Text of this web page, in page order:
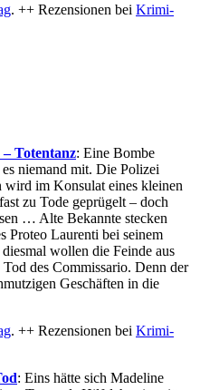
. ++ Rezensionen bei Krimi-
Totentanz: Eine Bombe
niemand mit. Die Polizei
wird im Konsulat eines kleinen
zu Tode geprügelt – doch
… Alte Bekannte stecken
Proteo Laurenti bei seinem
wollen die Feinde aus
des Commissario. Denn der
Geschäften in die
. ++ Rezensionen bei Krimi-
: Eins hätte sich Madeline